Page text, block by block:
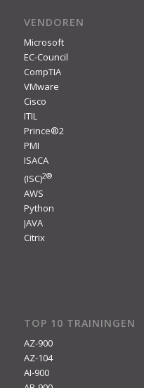
VENDOREN
Microsoft
EC-Council
CompTIA
VMware
Cisco
ITIL
Prince®2
PMI
ISACA
(ISC)2®
AWS
Python
JAVA
Citrix
TOP 10 TRAININGEN
AZ-900
AZ-104
AI-900